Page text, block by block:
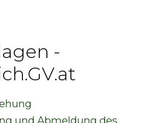
-
und Abmeldung des